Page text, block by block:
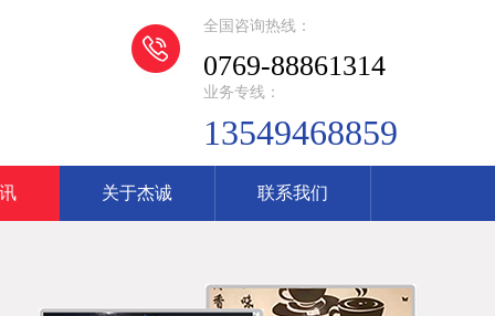
全国咨询热线：
0769-88861314
业务专线：
13549468859
关于杰诚 联系我们